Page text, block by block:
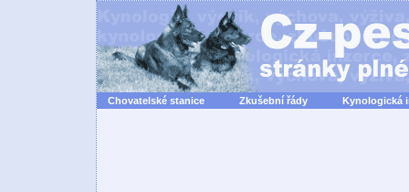
Chovatelské stanice Zkušební řády Kynologická